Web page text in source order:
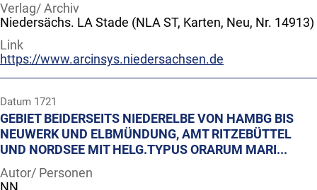
Verlag/ Archiv
Niedersächs. LA Stade (NLA ST, Karten, Neu, Nr. 14913)
Link
https://www.arcinsys.niedersachsen.de
Datum 1721
GEBIET BEIDERSEITS NIEDERELBE VON HAMBG BIS
NEUWERK UND ELBMÜNDUNG, AMT RITZEBÜTTEL
UND NORDSEE MIT HELG.TYPUS ORARUM MARI...
Autor/ Personen
NN